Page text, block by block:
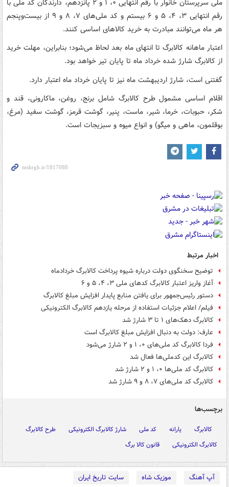
ملی سرپرستان خانوار با رقم انتهایی ۰، ۱ و ۲ پانزدهم، دارندگان کد ملی با
رقم انتهایی ۳، ۴، ۵ و ۶ بیستم و کد ملی‌های ۷، ۸ و ۹ از بیست‌وپنجم
هر ماه می‌توانند مبادرت به خرید کالاهای اساسی کنند.
اعتبار ماهانه کالابرگ تا انتهای ماه بعد لحاظ می‌شود؛ بنابراین، مهلت خرید
از کالابرگ شارژ شده خرداد ماه تا پایان تیر خواهد بود.
گفتنی است، شارژ اردیبهشت ماه نیز تا پایان خرداد ماه اعتبار دارد.
اقلام اساسی مشمول طرح کالابرگ شامل برنج، روغن، ماکارونی، قند و
شکر، حبوبات، خرما، شیر، ماست، پنیر، گوشت قرمز، گوشت سفید (مرغ،
بوقلمون، ماهی و میگو) و انواع میوه و سبزیجات است.
اخبار مرتبط
توضیح سخنگوی دولت درباره شیوه پرداخت کالابرگ خردادماه
آغاز واریز اعتبار کالابرگ کدهای ملی ۳، ۴، ۵ و ۶
دستور رئیس‌جمهور برای یافتن منابع پایدار افزایش مبلغ کالابرگ
فیلم/ اعلام جزئیات استفاده از مرحله یازدهم کالابرگ الکترونیکی
کالابرگ دهک‌های ۱ تا ۳ شارژ شد
عارف: دولت به دنبال افزایش مبلغ کالابرگ است
فردا کالابرگ کد ملی‌های ۰، ۱ و ۲ شارژ می‌شود
کالابرگ این کدملی‌ها فعال شد
کالابرگ کد ملی‌ها ۰، ۱ و ۲ شارژ شد
کالابرگ کد ملی‌های ۷، ۸ و ۹ شارژ شد
برچسب‌ها
کالابرگ یارانه کد ملی شارژ کالابرگ الکترونیکی
طرح کالابرگ
کالابرگ الکترونیکی
قانون کالا برگ
آپ آهنگ موزیک شاه
سایت تاریخ ایران